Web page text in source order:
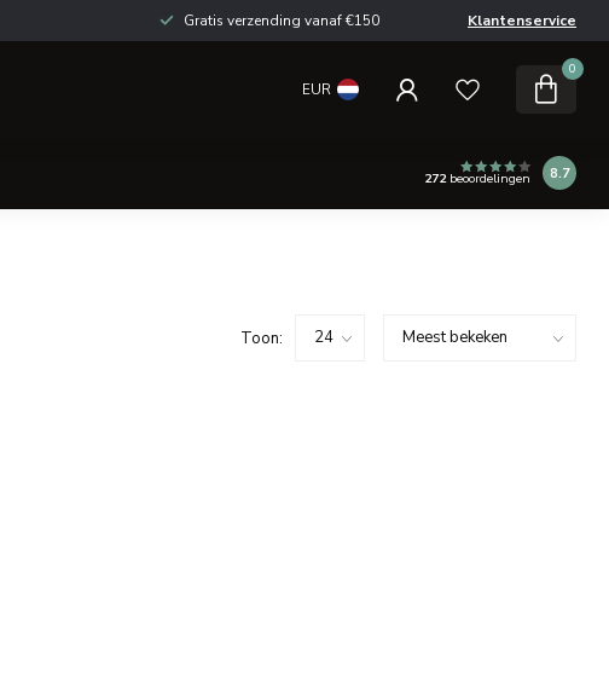
Gratis verzending vanaf €150 Klantenservice
EUR
0
272beoordelingen 8.7
Toon: